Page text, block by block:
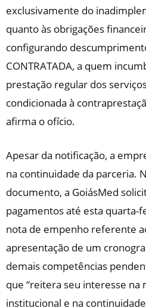
exclusivamente do
quanto às obrigações
configurando
CONTRATADA, a quem
prestação regular dos
condicionada à
afirma o ofício.
Apesar da notificação, a
na continuidade da parceria.
documento, a GoiásMed
pagamentos até esta quarta-
nota de empenho referente
apresentação de um
demais competências
que “reitera seu interesse na
institucional e na